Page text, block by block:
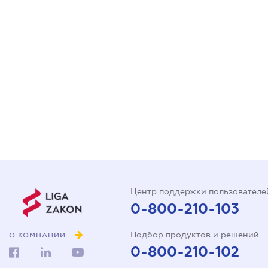
О КОМПАНИИ
Центр поддержки
0-800-210-103
Подбор продуктов и решений
0-800-210-102